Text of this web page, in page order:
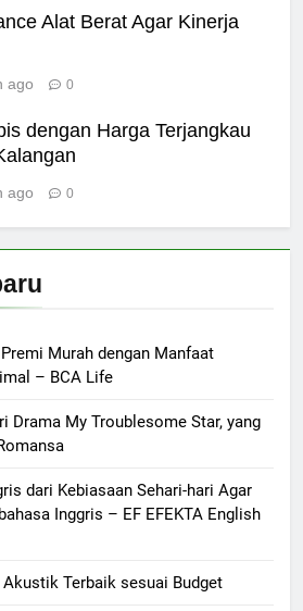
Alat Berat Agar Kinerja
ago 0
dengan Harga Terjangkau
ago 0
Murah dengan Manfaat
– BCA Life
Drama My Troublesome Star, yang
dari Kebiasaan Sehari-hari Agar
Inggris – EF EFEKTA English
Terbaik sesuai Budget